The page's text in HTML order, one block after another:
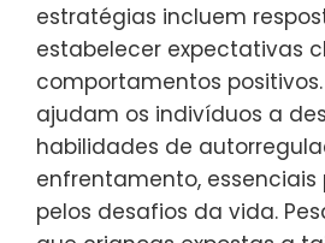
estratégias incluem
estabelecer expectativas
comportamentos
ajudam os indivíduos a
habilidades de
enfrentamento,
pelos desafios da vida.